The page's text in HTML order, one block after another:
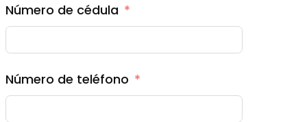
Número de cédula
Número de teléfono